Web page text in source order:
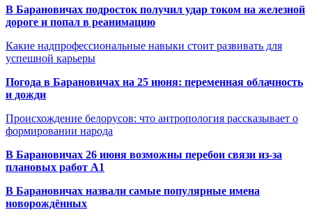
В Барановичах подросток получил удар током на железной
дороге и попал в реанимацию
Какие надпрофессиональные навыки стоит развивать для
успешной карьеры
Погода в Барановичах на 25 июня: переменная облачность
и дожди
Происхождение белорусов: что антропология рассказывает о
формировании народа
В Барановичах 26 июня возможны перебои связи из-за
плановых работ A1
В Барановичах назвали самые популярные имена
новорождённых